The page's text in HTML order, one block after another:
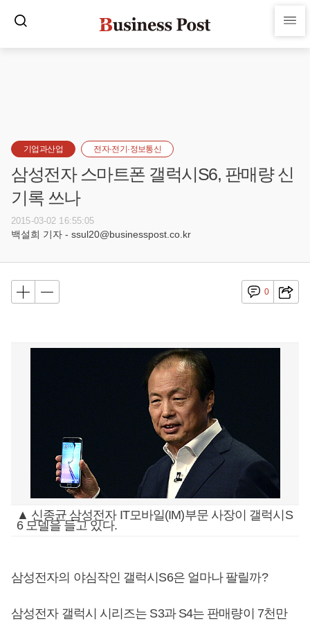
기업과산업 전자·전기·정보통신
삼성전자 스마트폰 갤럭시S6, 판매량 신
기록 쓰나
2015-03-02 16:55:05
백설희 기자 - ssul20@businesspost.co.kr
0
▲ 신종균 삼성전자 IT모바일(IM)부문 사장이 갤럭시S
6 모델을 들고 있다.
삼성전자의 야심작인 갤럭시S6은 얼마나 팔릴까?
삼성전자 갤럭시 시리즈는 S3과 S4는 판매량이 7천만